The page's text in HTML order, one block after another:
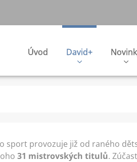
Úvod David+
sport provozuje již od raného
31 mistrovských titulů.